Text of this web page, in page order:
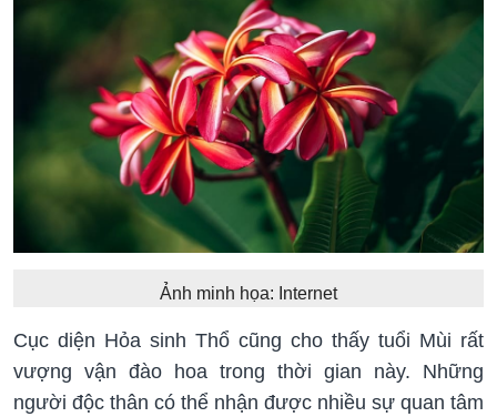
Ảnh minh họa: Internet
Cục diện Hỏa sinh Thổ cũng cho thấy tuổi Mùi rất
vượng vận đào hoa trong thời gian này. Những
người độc thân có thể nhận được nhiều sự quan tâm